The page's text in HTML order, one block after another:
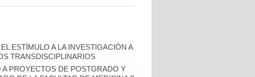
ESTÍMULO A LA INVESTIGACIÓN A
TRANSDISCIPLINARIOS
PROYECTOS DE POSTGRADO Y